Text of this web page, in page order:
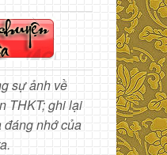
sự ảnh về
THKT; ghi lại
nhớ của